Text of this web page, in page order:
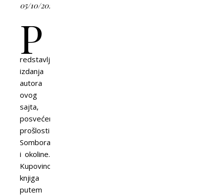
05/10/2022
P
redstavljamo
izdanja
autora
ovog
sajta,
posvećena
prošlosti
Sombora
i okoline.
Kupovinom
knjiga
putem